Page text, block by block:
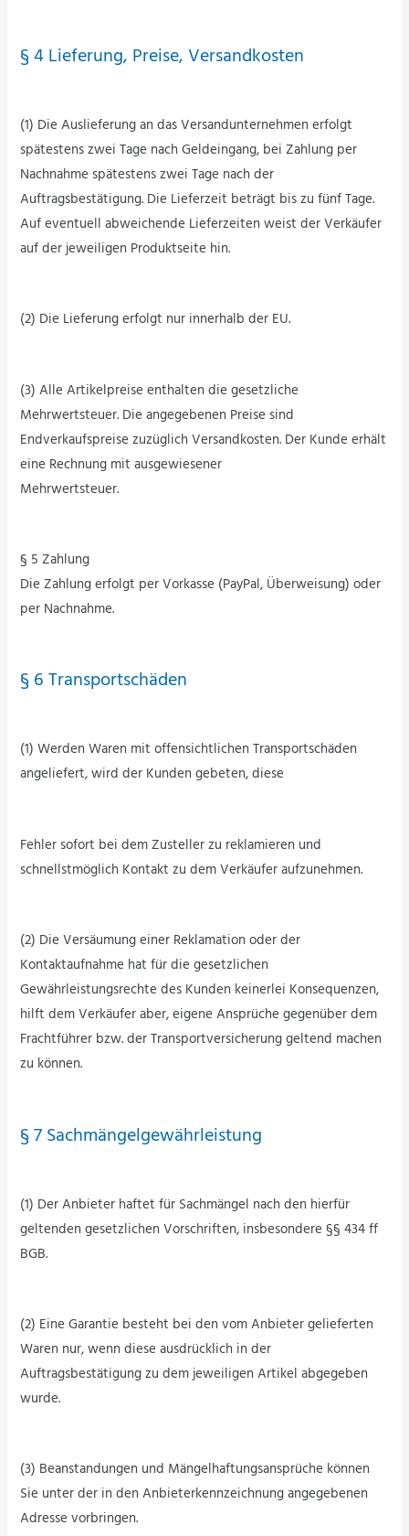
§ 4 Lieferung, Preise, Versandkosten
(1) Die Auslieferung an das Versandunternehmen erfolgt
spätestens zwei Tage nach Geldeingang, bei Zahlung per
Nachnahme spätestens zwei Tage nach der
Auftragsbestätigung. Die Lieferzeit beträgt bis zu fünf Tage.
Auf eventuell abweichende Lieferzeiten weist der Verkäufer
auf der jeweiligen Produktseite hin.
(2) Die Lieferung erfolgt nur innerhalb der EU.
(3) Alle Artikelpreise enthalten die gesetzliche
Mehrwertsteuer. Die angegebenen Preise sind
Endverkaufspreise zuzüglich Versandkosten. Der Kunde erhält
eine Rechnung mit ausgewiesener
Mehrwertsteuer.
§ 5 Zahlung
Die Zahlung erfolgt per Vorkasse (PayPal, Überweisung) oder
per Nachnahme.
§ 6 Transportschäden
(1) Werden Waren mit offensichtlichen Transportschäden
angeliefert, wird der Kunden gebeten, diese
Fehler sofort bei dem Zusteller zu reklamieren und
schnellstmöglich Kontakt zu dem Verkäufer aufzunehmen.
(2) Die Versäumung einer Reklamation oder der
Kontaktaufnahme hat für die gesetzlichen
Gewährleistungsrechte des Kunden keinerlei Konsequenzen,
hilft dem Verkäufer aber, eigene Ansprüche gegenüber dem
Frachtführer bzw. der Transportversicherung geltend machen
zu können.
§ 7 Sachmängelgewährleistung
(1) Der Anbieter haftet für Sachmängel nach den hierfür
geltenden gesetzlichen Vorschriften, insbesondere §§ 434 ff
BGB.
(2) Eine Garantie besteht bei den vom Anbieter gelieferten
Waren nur, wenn diese ausdrücklich in der
Auftragsbestätigung zu dem jeweiligen Artikel abgegeben
wurde.
(3) Beanstandungen und Mängelhaftungsansprüche können
Sie unter der in den Anbieterkennzeichnung angegebenen
Adresse vorbringen.